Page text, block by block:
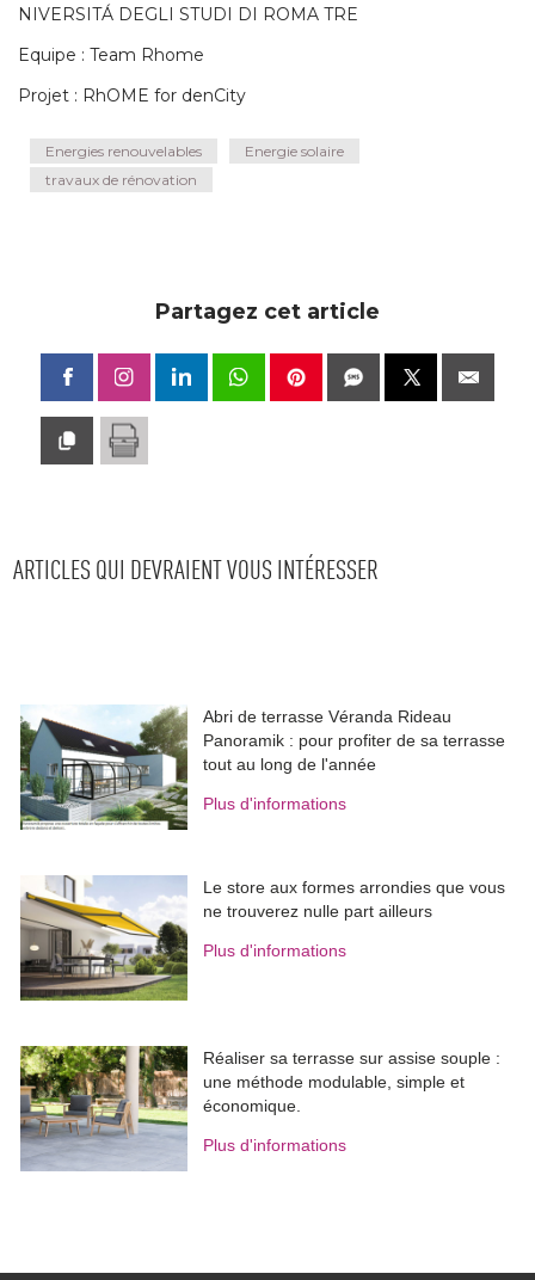
NIVERSITÁ DEGLI STUDI DI ROMA TRE
Equipe : Team Rhome
Projet : RhOME for denCity
Energies renouvelables
Energie solaire
travaux de rénovation
Partagez cet article
ARTICLES QUI DEVRAIENT VOUS INTÉRESSER
Abri de terrasse Véranda Rideau
Panoramik : pour profiter de sa terrasse
tout au long de l'année
Plus d'informations
Le store aux formes arrondies que vous
ne trouverez nulle part ailleurs
Plus d'informations
Réaliser sa terrasse sur assise souple :
une méthode modulable, simple et
économique.
Plus d'informations